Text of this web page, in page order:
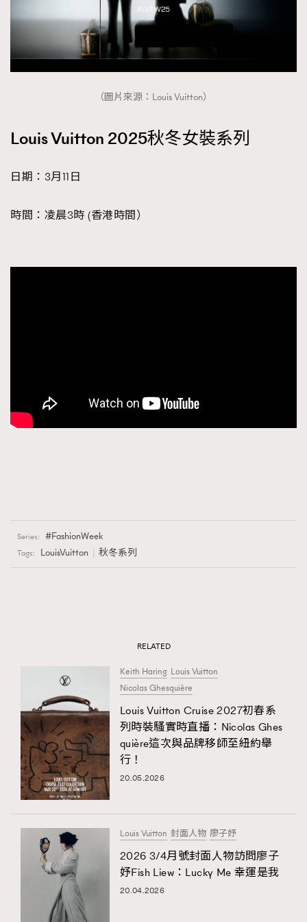
About us Collaboration Opportunity Disclaimer
New Media Group
| Madame Figaro editions:
| Japan | Portugal | Spain
（圖片來源：Louis Vuitton）
Louis Vuitton 2025秋冬女裝系列
日期：3月11日
時間：凌晨3時 (香港時間）
Series: FashionWeek
Tags: LouisVuitton 秋冬系列
RELATED
Keith Haring Louis Vuitton
Nicolas Ghesquière
Louis Vuitton Cruise 2027初春系
列時裝騷實時直播：Nicolas Ghes
quière這次與品牌移師至紐約舉
行！
20.05.2026
Louis Vuitton 封面人物 廖子妤
2026 3/4月號封面人物訪問廖子
妤Fish Liew：Lucky Me 幸運是我
20.04.2026